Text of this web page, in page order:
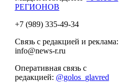
РЕГИОНОВ
+7 (989) 335-49-34
Связь с редакцией и реклама:
info@news-r.ru
Оперативная связь с
редакцией: @golos_glavred